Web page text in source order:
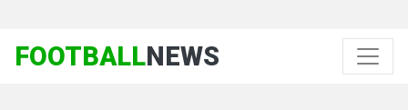
FOOTBALLNEWS